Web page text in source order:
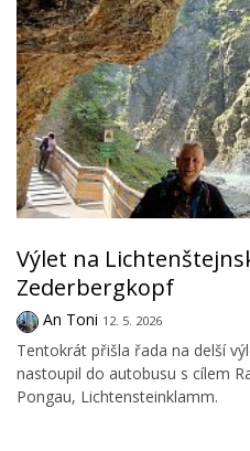
Výlet na
Zederbergkopf
An Toni 12. 5. 2026
Tentokrát přišla řada na delší
nastoupil do autobusu s cílem
Pongau, Lichtensteinklamm.